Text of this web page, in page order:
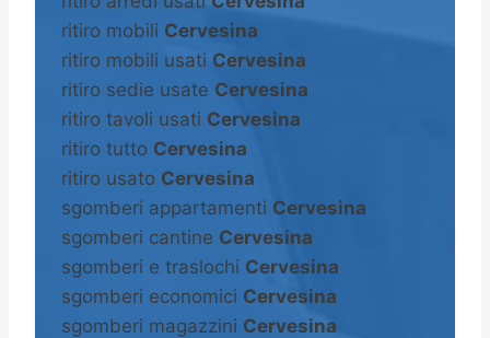
ritiro mobili Cervesina
ritiro mobili usati Cervesina
ritiro sedie usate Cervesina
ritiro tavoli usati Cervesina
ritiro tutto Cervesina
ritiro usato Cervesina
sgomberi appartamenti Cervesina
sgomberi cantine Cervesina
sgomberi e traslochi Cervesina
sgomberi economici Cervesina
sgomberi magazzini Cervesina